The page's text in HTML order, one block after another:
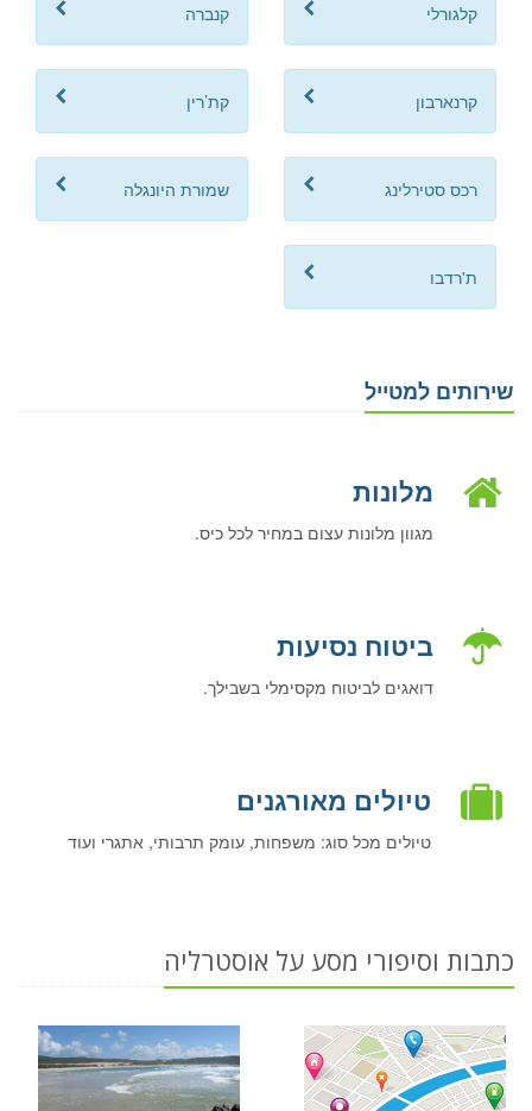
קלגורלי קנברה
קרנארבון קת’רין
רכס סטירלינג שמורת היונגלה
ת'רדבו
שירותים למטייל
מלונות
מגוון מלונות עצום במחיר לכל כיס.
ביטוח נסיעות
דואגים לביטוח מקסימלי בשבילך.
טיולים מאורגנים
טיולים מכל סוג: משפחות, עומק תרבותי, אתגרי ועוד
כתבות וסיפורי מסע על אוסטרליה